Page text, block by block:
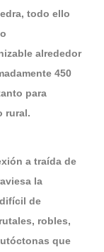
todo ello
alrededor
450
para
rural.
a traída de
la
de
robles,
que